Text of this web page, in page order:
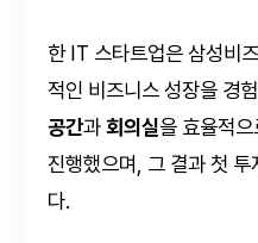
한 IT 스타트업은 삼성비
적인 비즈니스 성장을 경
공간과회의실을 효율적
진행했으며, 그 결과 첫
다.